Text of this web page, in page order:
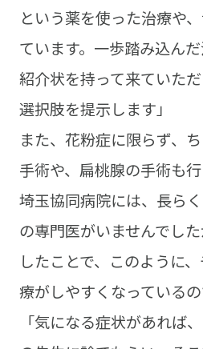
という薬を使った治療や
ています。一歩踏み込ん
紹介状を持って来ていた
選択肢を提示します」
また、花粉症に限らず、
手術や、扁桃腺の手術も行
埼玉協同病院には、長ら
の専門医がいませんでし
したことで、このように
療がしやすくなっているの
「気になる症状があれば